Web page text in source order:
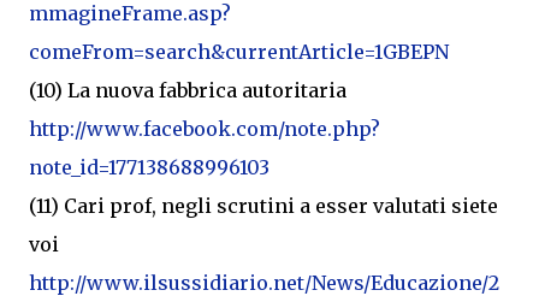
mmagineFrame.asp?
comeFrom=search&currentArticle=1GBEPN
(10) La nuova fabbrica autoritaria
http://www.facebook.com/note.php?
note_id=177138688996103
(11) Cari prof, negli scrutini a esser valutati siete
voi
http://www.ilsussidiario.net/News/Educazione/2